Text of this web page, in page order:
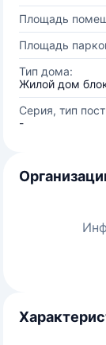
Площадь
Площадь
Тип дома:
Жилой дом
Серия, тип
-